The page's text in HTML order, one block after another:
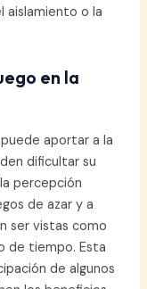
aislamiento o la
en la
aportar a la
dificultar su
percepción
de azar y a
ser vistas como
de tiempo. Esta
de algunos